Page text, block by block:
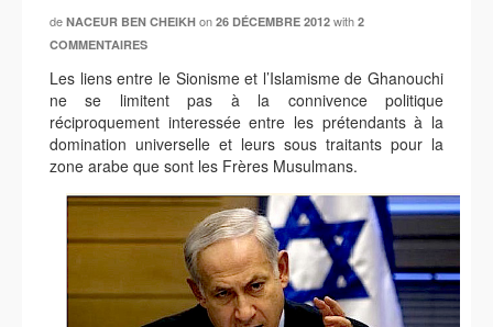
de NACEUR BEN CHEIKH on 26 DÉCEMBRE 2012 with 2
COMMENTAIRES
Les liens entre le Sionisme et l’Islamisme de Ghanouchi
ne se limitent pas à la connivence politique
réciproquement interessée entre les prétendants à la
domination universelle et leurs sous traitants pour la
zone arabe que sont les Frères Musulmans.